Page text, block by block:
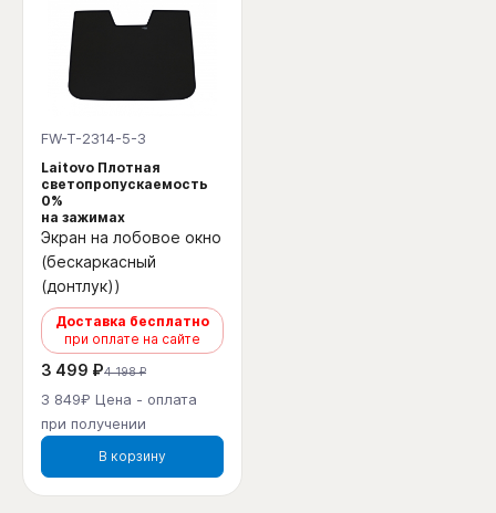
FW-T-2314-5-3
Laitovo Плотная
светопропускаемость
0%
на зажимах
Экран на лобовое окно
(бескаркасный
(донтлук))
Доставка бесплатно
при оплате на сайте
3 499 ₽4 198 ₽
3 849₽ Цена - оплата
при получении
В корзину